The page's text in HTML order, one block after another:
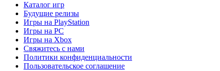
Каталог игр
Будущие релизы
Игры на PlayStation
Игры на PC
Игры на Xbox
Свяжитесь с нами
Политики конфиденциальности
Пользовательское соглашение